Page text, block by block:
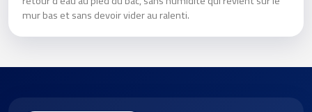
mur bas et sans devoir vider au ralenti.